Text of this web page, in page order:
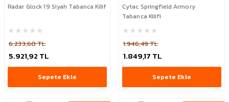
Radar Glock 19 Siyah Tabanca Kilif
6.233,60 TL
5.921,92 TL
Sepete Ekle
Cytac Springfield Armory
Tabanca Kilifi
1.946,49 TL
1.849,17 TL
Sepete Ekle